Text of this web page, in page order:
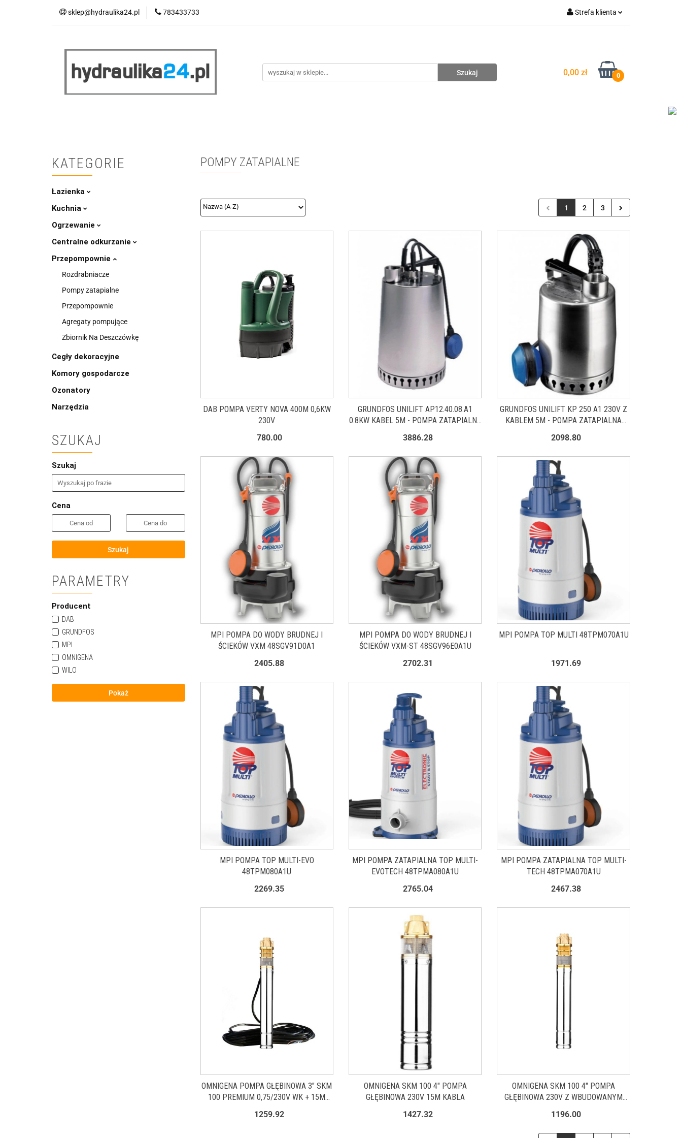
sklep@hydraulika24.pl 783433733 Strefa klienta
Dodaj zgłoszenie
0,00 zł 0
Łazienka
Wyprzedaż WYCENA ZESTAWÓW
KATEGORIE
Łazienka
Kuchnia
Ogrzewanie
Centralne odkurzanie
Przepompownie
Rozdrabniacze
Pompy zatapialne
Przepompownie
Agregaty pompujące
Zbiornik Na Deszczówkę
Cegły dekoracyjne
Komory gospodarcze
Ozonatory
Narzędzia
SZUKAJ
Szukaj
Cena
Szukaj
PARAMETRY
Producent
DAB
GRUNDFOS
MPI
OMNIGENA
WILO
Pokaż
POMPY ZATAPIALNE
1 2 3
DAB POMPA VERTY NOVA 400M 0,6KW
230V
780.00
GRUNDFOS UNILIFT AP12.40.08.A1
0.8KW KABEL 5M - POMPA ZATAPIALNA
3886.28
GRUNDFOS UNILIFT KP 250 A1 230V Z
KABLEM 5M - POMPA ZATAPIALNA
2098.80
MPI POMPA DO WODY BRUDNEJ I
ŚCIEKÓW VXM 48SGV91D0A1
2405.88
MPI POMPA DO WODY BRUDNEJ I
ŚCIEKÓW VXM-ST 48SGV96E0A1U
2702.31
MPI POMPA TOP MULTI 48TPM070A1U
1971.69
MPI POMPA TOP MULTI-EVO
48TPM080A1U
2269.35
MPI POMPA ZATAPIALNA TOP MULTI-
EVOTECH 48TPMA080A1U
2765.04
MPI POMPA ZATAPIALNA TOP MULTI-
TECH 48TPMA070A1U
2467.38
OMNIGENA POMPA GŁĘBINOWA 3" SKM
100 PREMIUM 0,75/230V WK + 15M
1259.92
OMNIGENA SKM 100 4" POMPA
GŁĘBINOWA 230V 15M KABLA
1427.32
OMNIGENA SKM 100 4" POMPA
GŁĘBINOWA 230V Z WBUDOWANYM
1196.00